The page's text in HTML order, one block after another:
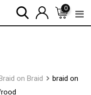
0
on Braid
braid on